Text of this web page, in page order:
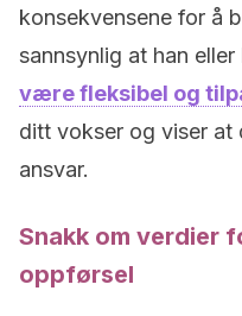
konsekvensene for å
sannsynlig at han
være fleksibel og
ditt vokser og viser at
ansvar.
Snakk om verdier
oppførsel